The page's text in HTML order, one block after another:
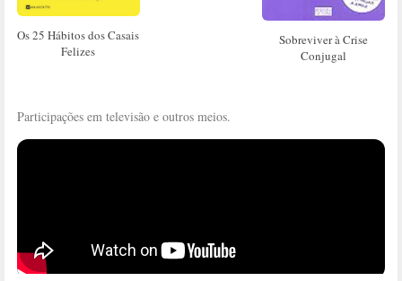
Os 25 Hábitos dos Casais
Felizes
Sobreviver à Crise
Conjugal
Participações em televisão e outros meios.